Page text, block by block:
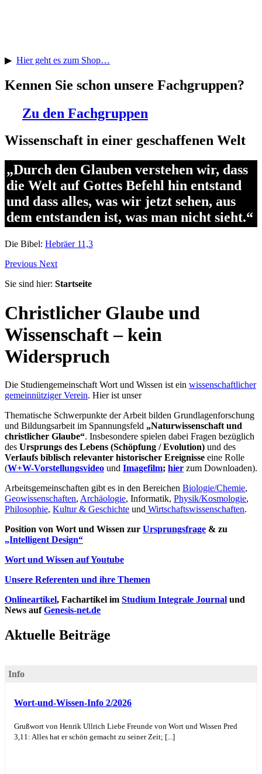
▶ Hier geht es zum Shop…
Kennen Sie schon unsere Fachgruppen?
Zu den Fachgruppen
Wissenschaft in einer geschaffenen Welt
„Durch den Glauben verstehen wir, dass
die Welt auf Gottes Befehl hin entstand
und dass alles, was wir jetzt sehen, aus
dem entstanden ist, was man nicht sieht.“
Die Bibel: Hebräer 11,3
Previous Next
Sie sind hier: Startseite
Christlicher Glaube und
Wissenschaft – kein
Widerspruch
Die Studiengemeinschaft Wort und Wissen ist ein wissenschaftlicher
gemeinnütziger Verein. Hier ist unser
Thematische Schwerpunkte der Arbeit bilden Grundlagenforschung
und Bildungsarbeit im Spannungsfeld „Naturwissenschaft und
christlicher Glaube“. Insbesondere spielen dabei Fragen bezüglich
des Ursprungs des Lebens (Schöpfung / Evolution) und des
Verlaufs biblisch relevanter historischer Ereignisse eine Rolle
(W+W-Vorstellungsvideo und Imagefilm; hier zum Downloaden).
Arbeitsgemeinschaften gibt es in den Bereichen Biologie/Chemie,
Geowissenschaften, Archäologie, Informatik, Physik/Kosmologie,
Philosophie, Kultur & Geschichte und Wirtschaftswissenschaften.
Position von Wort und Wissen zur Ursprungsfrage & zu
„Intelligent Design“
Wort und Wissen auf Youtube
Unsere Referenten und ihre Themen
Onlineartikel, Fachartikel im Studium Integrale Journal und
News aufGenesis-net.de
Aktuelle Beiträge
Info
Wort-und-Wissen-Info 2/2026
Grußwort von Henrik Ullrich Liebe Freunde von Wort und Wissen Pred
3,11: Alles hat er schön gemacht zu seiner Zeit; [...]